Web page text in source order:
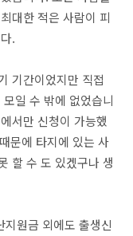
대한 적은 사람이 피
.
기간이었지만 직접
일 수 밖에 없었습니
서만 신청이 가능했
문에 타지에 있는 사
할 수 도 있겠구나 생
원금 외에도 출생신